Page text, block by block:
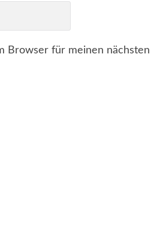
Browser für meinen nächsten